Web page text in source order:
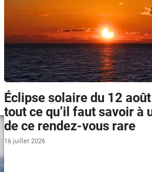
Éclipse solaire du 12
tout ce qu’il faut savoir à
de ce rendez-vous rare
16 juillet 2026